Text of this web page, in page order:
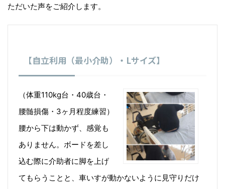
ただいた声をご紹介します。
【自立利用（最小介助）・Lサイズ】
（体重110kg台・40歳台・
腰髄損傷・3ヶ月程度練習）
腰から下は動かず、感覚も
ありません。ボードを差し
込む際に介助者に脚を上げ
てもらうことと、車いすが動かないように見守りだけ